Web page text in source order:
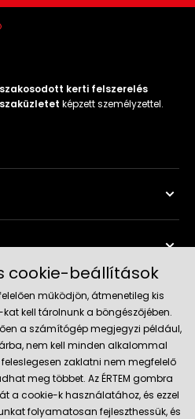
kerti felszerelés
képzett személyzettel.
cookie-beállítások
működjön, átmenetileg kis
kell tárolnunk a böngészőjében.
a számítógép megjegyzi például,
nem kell minden alkalommal
zaklatni nem megfelelő
meg többet. Az ÉRTEM gombra
a cookie-k használatához, és ezzel
folyamatosan fejleszthessük, és